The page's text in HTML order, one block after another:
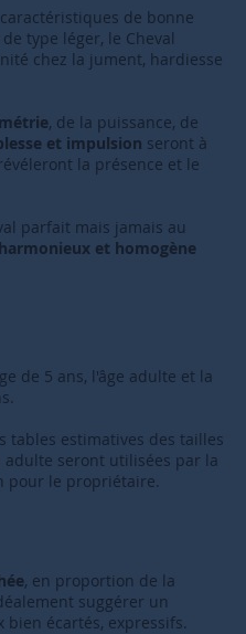
de bonne
type léger, le Cheval
chez la jument, hardiesse
, de la puissance, de
et impulsion seront à
la présence et le
parfait mais jamais au
et homogène
de 5 ans, l'âge adulte et la
tables estimatives des tailles
adulte seront utilisées par la
pour le propriétaire.
, en proportion de la
suggérer un
écartés, expressifs.